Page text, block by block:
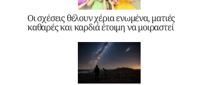
Οι σχέσεις θέλουν χέρια ενωμένα, ματιές
καθαρές και καρδιά έτοιμη να μοιραστεί